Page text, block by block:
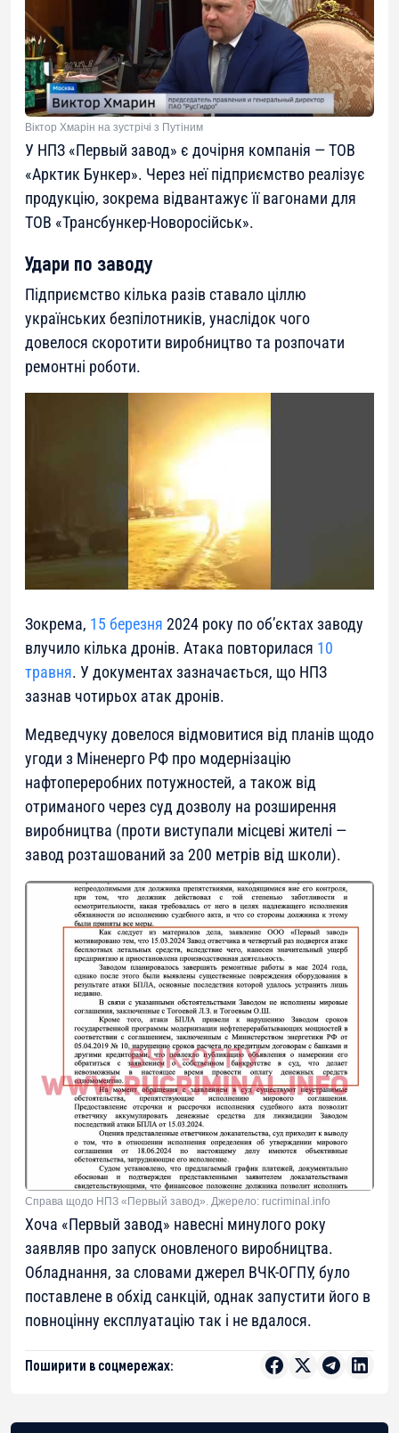
Віктор Хмарін на зустрічі з Путіним
У НПЗ «Первый завод» є дочірня компанія — ТОВ
«Арктик Бункер». Через неї підприємство реалізує
продукцію, зокрема відвантажує її вагонами для
ТОВ «Трансбункер-Новоросійськ».
Удари по заводу
Підприємство кілька разів ставало ціллю
українських безпілотників, унаслідок чого
довелося скоротити виробництво та розпочати
ремонтні роботи.
Зокрема, 15 березня 2024 року по об’єктах заводу
влучило кілька дронів. Атака повторилася 10
травня. У документах зазначається, що НПЗ
зазнав чотирьох атак дронів.
Медведчуку довелося відмовитися від планів щодо
угоди з Міненерго РФ про модернізацію
нафтопереробних потужностей, а також від
отриманого через суд дозволу на розширення
виробництва (проти виступали місцеві жителі —
завод розташований за 200 метрів від школи).
Справа щодо НПЗ «Первый завод». Джерело: rucriminal.info
Хоча «Первый завод» навесні минулого року
заявляв про запуск оновленого виробництва.
Обладнання, за словами джерел ВЧК-ОГПУ, було
поставлене в обхід санкцій, однак запустити його в
повноцінну експлуатацію так і не вдалося.
Поширити в соцмережах: